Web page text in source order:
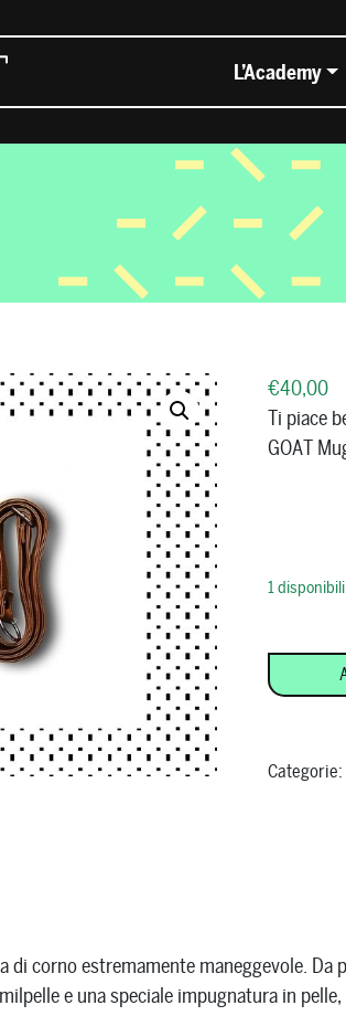
L’Academy
€40,00
Ti piace
GOAT
1 disponibili
Categorie:
di corno estremamente maneggevole.
e una speciale impugnatura in